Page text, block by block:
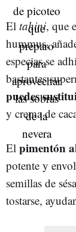
El tahini, que
hummus,
especias se
bastantes
puedes
y crema de
El pimentón
potente y
semillas de
tostarse,